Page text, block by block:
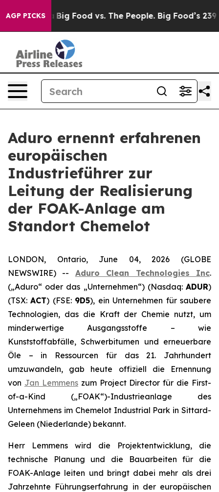
AGP PICKSBig Food vs. The People. Big Food’s 239
Aduro ernennt erfahrenen
europäischen
Industrieführer zur
Leitung der Realisierung
der FOAK-Anlage am
Standort Chemelot
LONDON, Ontario, June 04, 2026 (GLOBE
NEWSWIRE) -- Aduro Clean Technologies Inc.
(„Aduro“ oder das „Unternehmen“) (Nasdaq: ADUR)
(TSX:ACT) (FSE: 9D5), ein Unternehmen für saubere
Technologien, das die Kraft der Chemie nutzt, um
minderwertige Ausgangsstoffe – wie
Kunststoffabfälle, Schwerbitumen und erneuerbare
Öle – in Ressourcen für das 21. Jahrhundert
umzuwandeln, gab heute offiziell die Ernennung
von Jan Lemmenszum Project Director für die First-
of-a-Kind („FOAK“)-Industrieanlage des
Unternehmens im Chemelot Industrial Park in Sittard-
Geleen (Niederlande) bekannt.
Herr Lemmens wird die Projektentwicklung, die
technische Planung und die Bauarbeiten für die
FOAK-Anlage leiten und bringt dabei mehr als drei
Jahrzehnte Führungserfahrung in der europäischen